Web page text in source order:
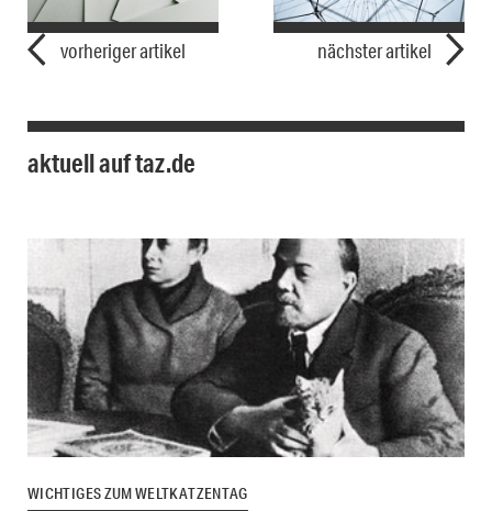
vorheriger artikel nächster artikel
aktuell auf taz.de
WICHTIGES ZUM WELTKATZENTAG